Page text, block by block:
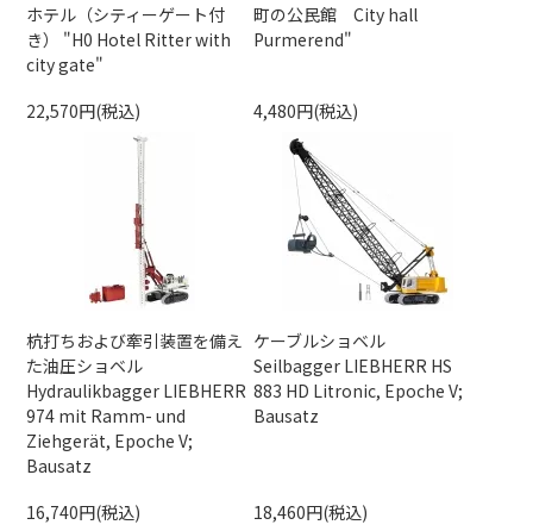
ホテル（シティーゲート付
き） "H0 Hotel Ritter with
city gate"
22,570円(税込)
町の公民館 City hall
Purmerend"
4,480円(税込)
杭打ちおよび牽引装置を備え
た油圧ショベル
Hydraulikbagger LIEBHERR
974 mit Ramm- und
Ziehgerät, Epoche V;
Bausatz
16,740円(税込)
ケーブルショベル
Seilbagger LIEBHERR HS
883 HD Litronic, Epoche V;
Bausatz
18,460円(税込)